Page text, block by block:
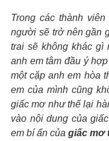
Trong các thành
người sẽ trở nên gần
trai sẽ không khác gì
anh em tâm đầu ý
một cặp anh em hòa
em của mình cũng
giấc mơ như thế lại
vào nội dung của
em bí ẩn của giấc mơ